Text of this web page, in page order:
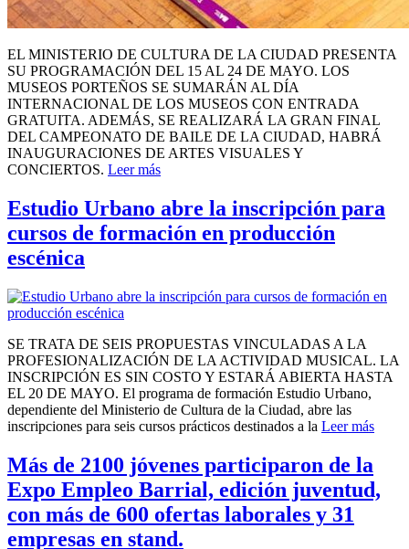
EL MINISTERIO DE CULTURA DE LA CIUDAD PRESENTA
SU PROGRAMACIÓN DEL 15 AL 24 DE MAYO. LOS
MUSEOS PORTEÑOS SE SUMARÁN AL DÍA
INTERNACIONAL DE LOS MUSEOS CON ENTRADA
GRATUITA. ADEMÁS, SE REALIZARÁ LA GRAN FINAL
DEL CAMPEONATO DE BAILE DE LA CIUDAD, HABRÁ
INAUGURACIONES DE ARTES VISUALES Y
CONCIERTOS. Leer más
Estudio Urbano abre la inscripción para
cursos de formación en producción
escénica
SE TRATA DE SEIS PROPUESTAS VINCULADAS A LA
PROFESIONALIZACIÓN DE LA ACTIVIDAD MUSICAL. LA
INSCRIPCIÓN ES SIN COSTO Y ESTARÁ ABIERTA HASTA
EL 20 DE MAYO. El programa de formación Estudio Urbano,
dependiente del Ministerio de Cultura de la Ciudad, abre las
inscripciones para seis cursos prácticos destinados a la Leer más
Más de 2100 jóvenes participaron de la
Expo Empleo Barrial, edición juventud,
con más de 600 ofertas laborales y 31
empresas en stand.